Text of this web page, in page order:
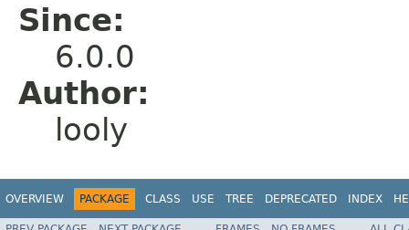
Since:
6.0.0
Author:
looly
OVERVIEW PACKAGE CLASS USE TREE DEPRECATED INDEX